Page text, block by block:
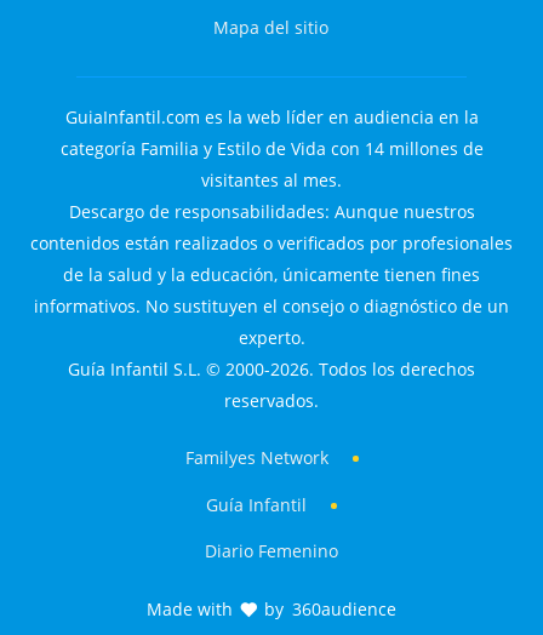
Mapa del sitio
GuiaInfantil.com es la web líder en audiencia en la
categoría Familia y Estilo de Vida con 14 millones de
visitantes al mes.
Descargo de responsabilidades: Aunque nuestros
contenidos están realizados o verificados por profesionales
de la salud y la educación, únicamente tienen fines
informativos. No sustituyen el consejo o diagnóstico de un
experto.
Guía Infantil S.L. © 2000-2026. Todos los derechos
reservados.
Familyes Network
Guía Infantil
Diario Femenino
Made with by 360audience